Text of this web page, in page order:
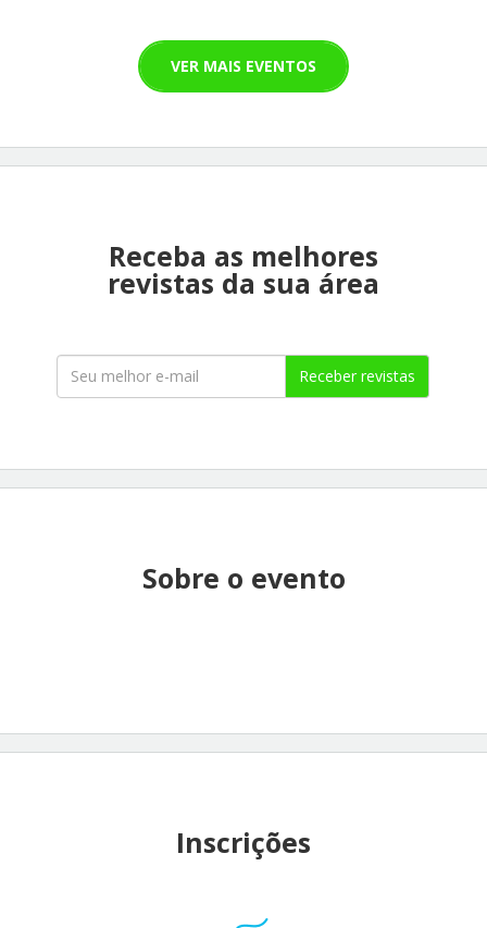
VER MAIS EVENTOS
Receba as melhores
revistas da sua área
Receber revistas
Sobre o evento
Inscrições